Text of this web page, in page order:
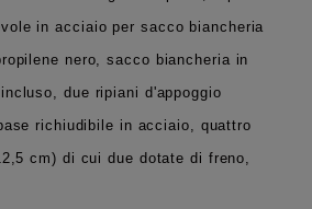
in acciaio per sacco biancheria
nero, sacco biancheria in
due ripiani d'appoggio
richiudibile in acciaio, quattro
cm) di cui due dotate di freno,